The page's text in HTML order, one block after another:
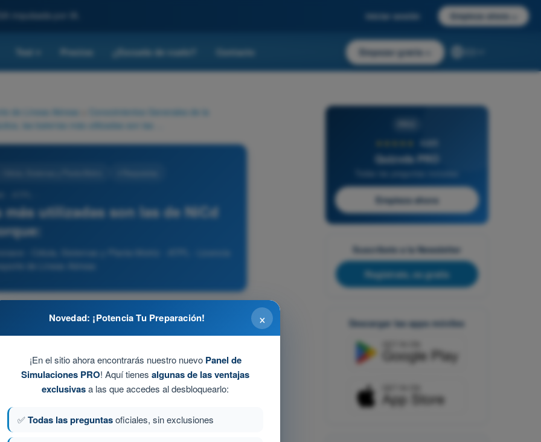
impulsada por IA. Iniciar sesión Empieza ahora
Test Precios ¿Escuela de vuelo? Contacto Empezar gratis
de Líneas Aéreas
Conocimientos Generales de la
utilizadas son las de NiCd
- Célula, Sistemas y Planta Motriz - ATPL - Licencia
de Líneas Aéreas
baterías de plomo-ácido.
4,6/5
Quizvds PRO
Empieza ahora
Suscríbete a la Newsletter
Regístrate, es gratis
Descargar las apps móviles
×
Novedad: ¡Potencia Tu Preparación!
¡En el sitio ahora encontrarás nuestro nuevo Panel de
Simulaciones PRO! Aquí tienes algunas de las ventajas
exclusivasa las que accedes al desbloquearlo:
✅Todas las preguntasoficiales, sin exclusiones